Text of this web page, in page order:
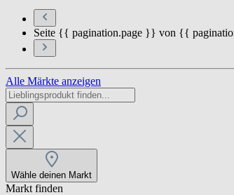
Seite {{ pagination.page }} von {{
Alle Märkte anzeigen
Wähle deinen Markt
Markt finden